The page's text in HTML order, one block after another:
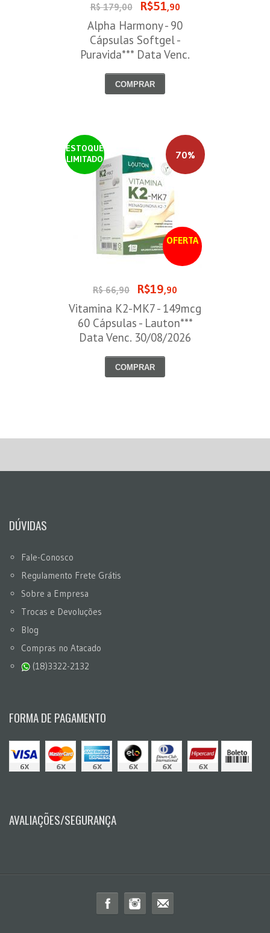
R$ 179,00 R$51,90
Alpha Harmony - 90
Cápsulas Softgel -
Puravida*** Data Venc.
COMPRAR
ESTOQUE
LIMITADO
OFERTA
70%
R$ 66,90 R$19,90
Vitamina K2-MK7 - 149mcg
60 Cápsulas - Lauton***
Data Venc. 30/08/2026
COMPRAR
DÚVIDAS
Fale-Conosco
Regulamento Frete Grátis
Sobre a Empresa
Trocas e Devoluções
Blog
Compras no Atacado
(18)3322-2132
FORMA DE PAGAMENTO
AVALIAÇÕES/SEGURANÇA